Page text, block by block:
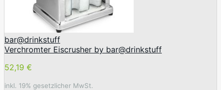
bar@drinkstuff
Verchromter Eiscrusher by bar@drinkstuff
52,19 €
inkl. 19% gesetzlicher MwSt.